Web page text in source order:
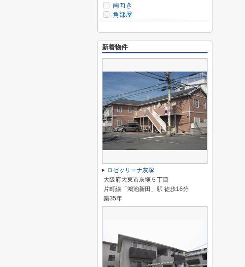
南向き
角部屋
新着物件
ロゼッリーナ灰塚
大阪府大東市灰塚５丁目
片町線「鴻池新田」駅 徒歩16分
築35年